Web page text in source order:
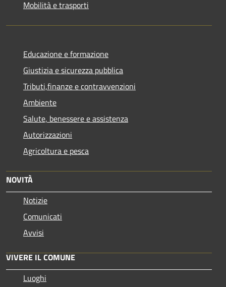
Mobilità e trasporti
Educazione e formazione
Giustizia e sicurezza pubblica
Tributi,finanze e contravvenzioni
Ambiente
Salute, benessere e assistenza
Autorizzazioni
Agricoltura e pesca
NOVITÀ
Notizie
Comunicati
Avvisi
VIVERE IL COMUNE
Luoghi